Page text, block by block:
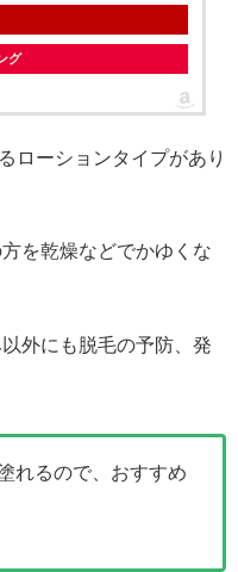
グ
ローションタイプがあり
を乾燥などでかゆくな
外にも脱毛の予防、発
れるので、おすすめ